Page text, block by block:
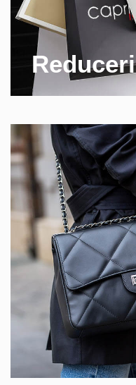
Reduceri